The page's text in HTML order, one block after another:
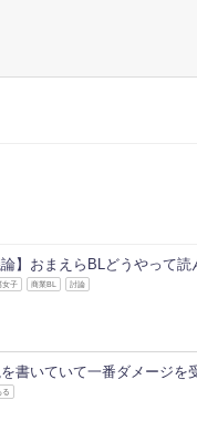
論】おまえらBLどうやって
女子 商業BL 討論
書いていて一番ダメージを
る